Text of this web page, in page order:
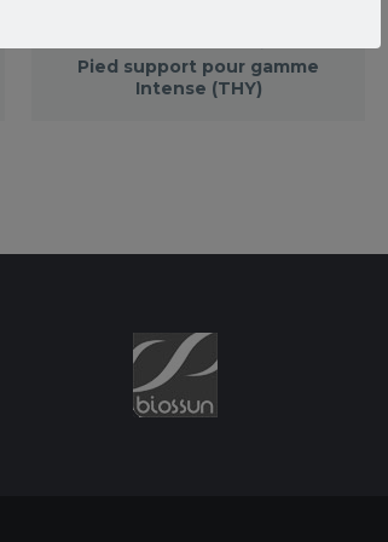
Pied support pour gamme
Intense (THY)